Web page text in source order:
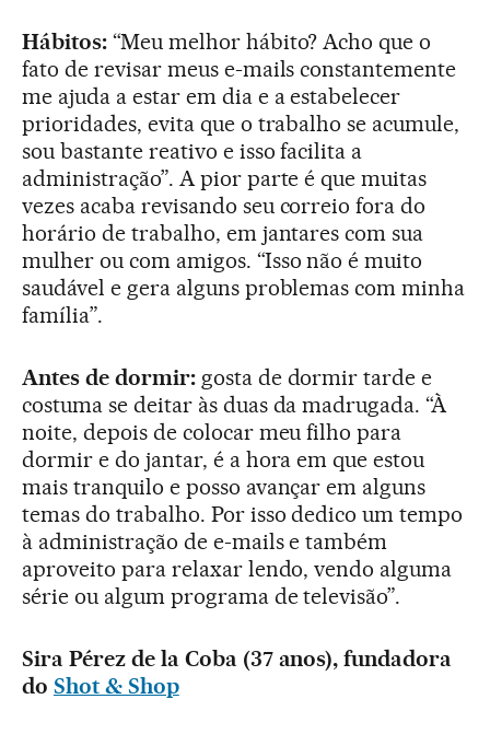
Hábitos:“Meu melhor hábito? Acho que o
fato de revisar meus e-mails constantemente
me ajuda a estar em dia e a estabelecer
prioridades, evita que o trabalho se acumule,
sou bastante reativo e isso facilita a
administração”. A pior parte é que muitas
vezes acaba revisando seu correio fora do
horário de trabalho, em jantares com sua
mulher ou com amigos. “Isso não é muito
saudável e gera alguns problemas com minha
família”.
Antes de dormir:gosta de dormir tarde e
costuma se deitar às duas da madrugada. “À
noite, depois de colocar meu filho para
dormir e do jantar, é a hora em que estou
mais tranquilo e posso avançar em alguns
temas do trabalho. Por isso dedico um tempo
à administração de e-mails e também
aproveito para relaxar lendo, vendo alguma
série ou algum programa de televisão”.
Sira Pérez de la Coba (37 anos), fundadora
do Shot & Shop